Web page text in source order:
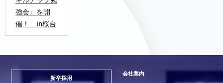
強会』を開
催！ in桜台
新卒採用
会社案内